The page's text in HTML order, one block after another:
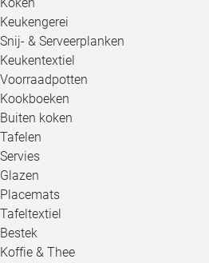
Keukengerei
Snij- & Serveerplanken
Keukentextiel
Voorraadpotten
Kookboeken
Buiten koken
Tafelen
Servies
Glazen
Placemats
Tafeltextiel
Bestek
Koffie & Thee